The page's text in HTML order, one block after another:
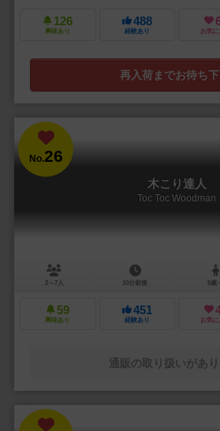
126
興味あり
488
経験あり お気に
再入荷までお待ち
No.26
木こり達人
Toc Toc Woodman
2～7人 10分前後 5歳
59
興味あり
451
経験あり お気に
通販の取り扱いがあ